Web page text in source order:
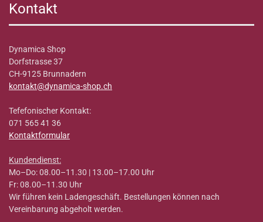
Kontakt
Dynamica Shop
Dorfstrasse 37
CH-9125 Brunnadern
kontakt@dynamica-shop.ch
Tefefonischer Kontakt:
071 565 41 36
Kontaktformular
Kundendienst:
Mo–Do: 08.00–11.30 | 13.00–17.00 Uhr
Fr: 08.00–11.30 Uhr
Wir führen kein Ladengeschäft. Bestellungen können nach
Vereinbarung abgeholt werden.